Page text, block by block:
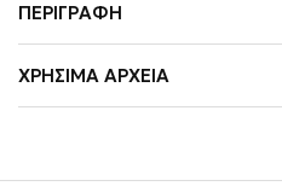
ΠΕΡΙΓΡΑΦΉ
ΧΡΉΣΙΜΑ ΑΡΧΕΊΑ